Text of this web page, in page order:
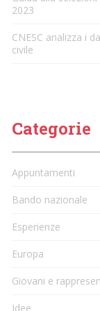
2023
CNESC analizza i
civile
Categorie
Appuntamenti
Bando nazionale
Esperienze
Europa
Giovani e
Idee